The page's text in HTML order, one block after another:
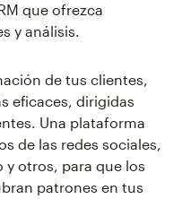
que ofrezca
y análisis.
de tus clientes,
eficaces, dirigidas
Una plataforma
de las redes sociales,
otros, para que los
patrones en tus